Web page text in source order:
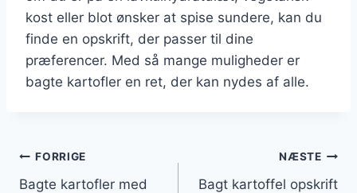
kost eller blot ønsker at spise sundere, kan du
finde en opskrift, der passer til dine
præferencer. Med så mange muligheder er
bagte kartofler en ret, der kan nydes af alle.
Indlægsnavigation
FORRIGE
Bagte kartofler med
NÆSTE
Bagt kartoffel opskrift